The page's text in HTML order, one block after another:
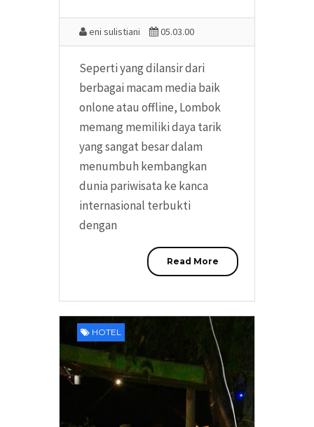
eni sulistiani 05.03.00
Seperti yang dilansir dari
berbagai macam media baik
onlone atau offline, Lombok
memang memiliki daya tarik
yang sangat besar dalam
menumbuh kembangkan
dunia pariwisata ke kanca
internasional terbukti
dengan
Read More
HOTEL